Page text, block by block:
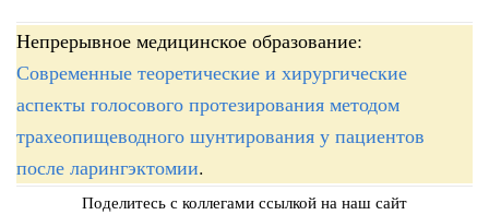
Непрерывное медицинское образование:
Современные теоретические и хирургические
аспекты голосового протезирования методом
трахеопищеводного шунтирования у пациентов
после ларингэктомии.
Поделитесь с коллегами ссылкой на наш сайт